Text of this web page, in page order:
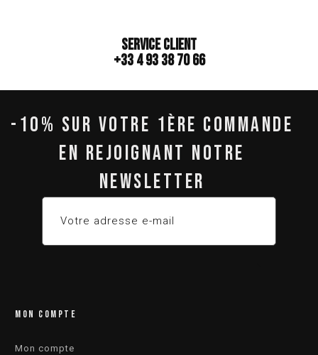
Service client
+33 4 93 38 70 66
-10% SUR VOTRE 1ÈRE COMMANDE
EN REJOIGNANT NOTRE
NEWSLETTER
MON COMPTE
Mon compte